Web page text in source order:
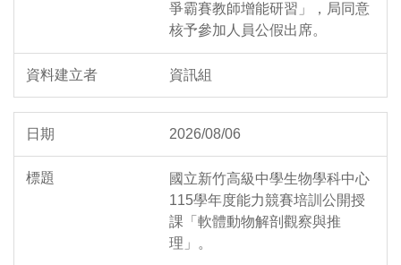
爭霸賽教師增能研習」，局同意
核予參加人員公假出席。
資訊組
2026/08/06
國立新竹高級中學生物學科中心
115學年度能力競賽培訓公開授
課「軟體動物解剖觀察與推
理」。